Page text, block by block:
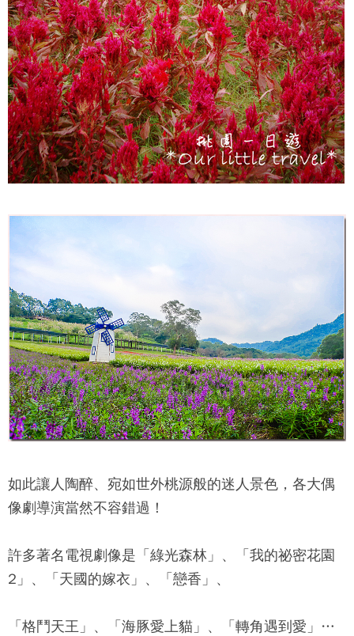
如此讓人陶醉、宛如世外桃源般的迷人景色，各大偶
像劇導演當然不容錯過！
許多著名電視劇像是「綠光森林」、「我的祕密花園
2」、「天國的嫁衣」、「戀香」、
「格鬥天王」、「海豚愛上貓」、「轉角遇到愛」…